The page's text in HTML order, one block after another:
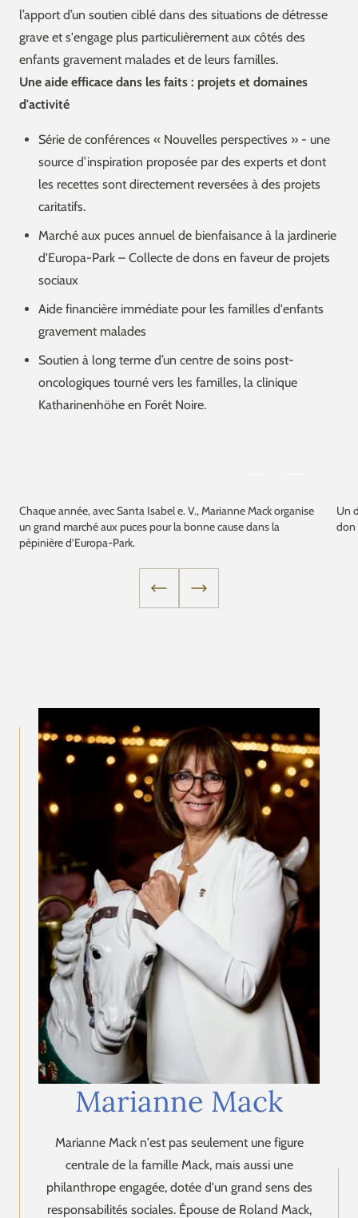
l’apport d’un soutien ciblé dans des situations de détresse
grave et s'engage plus particulièrement aux côtés des
enfants gravement malades et de leurs familles.
Une aide efficace dans les faits : projets et domaines
d'activité
Série de conférences « Nouvelles perspectives » - une
source d’inspiration proposée par des experts et dont
les recettes sont directement reversées à des projets
caritatifs.
Marché aux puces annuel de bienfaisance à la jardinerie
d'Europa-Park – Collecte de dons en faveur de projets
sociaux
Aide financière immédiate pour les familles d'enfants
gravement malades
Soutien à long terme d’un centre de soins post-
oncologiques tourné vers les familles, la clinique
Katharinenhöhe en Forêt Noire.
Chaque année, avec Santa Isabel e. V., Marianne Mack organise
un grand marché aux puces pour la bonne cause dans la
pépinière d’Europa-Park.
Un
don
Marianne Mack
Marianne Mack n'est pas seulement une figure
centrale de la famille Mack, mais aussi une
philanthrope engagée, dotée d'un grand sens des
responsabilités sociales. Épouse de Roland Mack,